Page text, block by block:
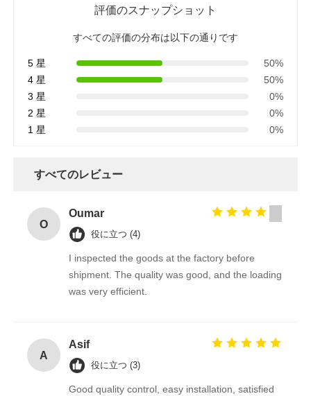
鋼構造の建物構造評価のスナップショット
すべての評価の分布は以下の通りです
5 星
50%
4 星
50%
3 星
0%
2 星
0%
1 星
0%
すべてのレビュー
O
Oumar
役に立つ (4)
I inspected the goods at the factory before
shipment. The quality was good, and the loading
was very efficient.
A
Asif
役に立つ (3)
Good quality control, easy installation, satisfied